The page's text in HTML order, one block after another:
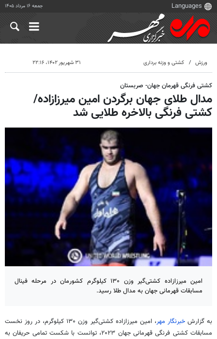
جمعه ۱۶ مرداد ۱۴۰۵
ورزش کشتی و وزنه برداری ۳۱ شهریور ۱۴۰۲، ۲۲:۱۶
کشتی فرنگی قهرمان جهان- صربستان
مدال طلای جهان برگردن امین میرزازاده/
کشتی فرنگی بالاخره طلایی شد
امین میرزازاده کشتی‌گیر وزن ۱۳۰ کیلوگرم کشورمان در مرحله فینال
مسابقات قهرمانی جهان به مدال طلا رسید.
به گزارش خبرنگار مهر
، امین میرزازاده کشتی‌گیر وزن ۱۳۰ کیلوگرم، در روز نخست
مسابقات کشتی فرنگی قهرمانی جهان ۲۰۲۳، توانست با شکست تمامی حریفان به